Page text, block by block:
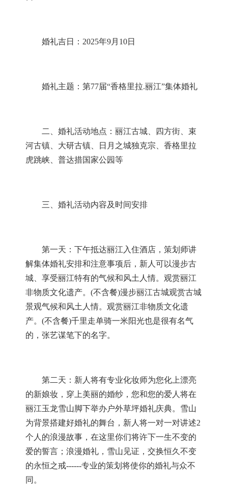
婚礼吉日： 2025年9月 10日
婚礼主题：第77届“香格里拉.丽江”集体婚礼
二、婚礼活动地点：丽江古城、四方街、束
河古镇、大研古镇、日月之城独克宗、香格里拉
虎跳峡、普达措国家公园等
三、婚礼活动内容及时间安排
第一天：下午抵达丽江入住酒店，策划师讲
解集体婚礼安排和注意事项后，新人可以漫步古
城、享受丽江特有的气候和风土人情。观赏丽江
非物质文化遗产。 (不含餐)漫步丽江古城观赏古城
景观气候和风土人情。观赏丽江非物质文化遗
产。 (不含餐)千里走单骑一米阳光也是很有名气
的，张艺谋笔下的名字。
第二天：新人将有专业化妆师为您化上漂亮
的新娘妆，穿上美丽的婚纱，您和您的爱人将在
丽江玉龙雪山脚下举办户外草坪婚礼庆典。雪山
为背景搭建好婚礼的舞台，新人将一对一对讲述2
个人的浪漫故事，在这里你们将许下一生不变的
爱的誓言；浪漫婚礼，雪山见证，交换恒久不变
的永恒之戒------专业的策划将使你的婚礼与众不
同。